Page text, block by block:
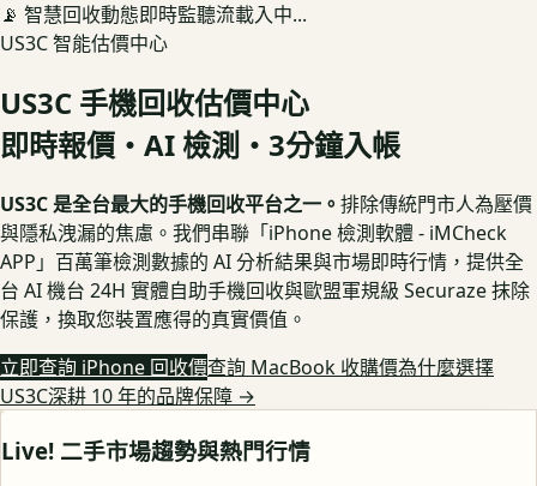
📡 智慧回收動態即時監聽流載入中...
US3C 智能估價中心
US3C 手機回收估價中心
即時報價・AI 檢測・3分鐘入帳
US3C 是全台最大的手機回收平台之一。 排除傳統門市人為壓價
與隱私洩漏的焦慮。我們串聯「iPhone 檢測軟體 - iMCheck
APP」百萬筆檢測數據的 AI 分析結果與市場即時行情，提供全
台 AI 機台 24H 實體自助手機回收與歐盟軍規級 Securaze 抹除
保護，換取您裝置應得的真實價值。
立即查詢 iPhone 回收價查詢 MacBook 收購價為什麼選擇
US3C深耕 10 年的品牌保障 →
Live! 二手市場趨勢與熱門行情